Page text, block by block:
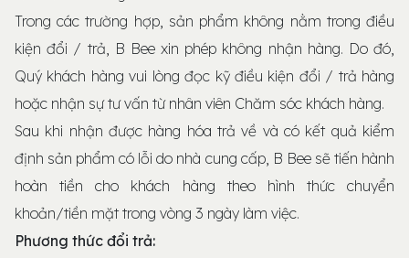
Trong các trường hợp, sản phẩm không nằm trong điều
kiện đổi / trả, B Bee xin phép không nhận hàng. Do đó,
Quý khách hàng vui lòng đọc kỹ điều kiện đổi / trả hàng
hoặc nhận sự tư vấn từ nhân viên Chăm sóc khách hàng.
Sau khi nhận được hàng hóa trả về và có kết quả kiểm
định sản phẩm có lỗi do nhà cung cấp, B Bee sẽ tiến hành
hoàn tiền cho khách hàng theo hình thức chuyển
khoản/tiền mặt trong vòng 3 ngày làm việc.
Phương thức đổi trả: